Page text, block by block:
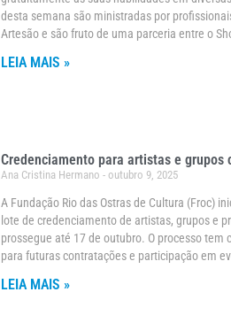
desta semana são ministradas por
Artesão e são fruto de uma parceria entre o
LEIA MAIS »
Credenciamento para artistas e grupos
Ana Cristina Hermano outubro 9, 2025
A Fundação Rio das Ostras de Cultura (Froc)
lote de credenciamento de artistas, grupos e
prossegue até 17 de outubro. O processo
para futuras contratações e participação em
LEIA MAIS »